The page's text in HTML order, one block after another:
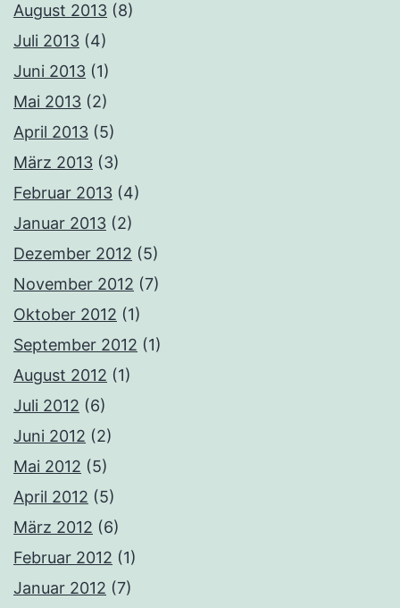
August 2013 (8)
Juli 2013 (4)
Juni 2013 (1)
Mai 2013 (2)
April 2013 (5)
März 2013 (3)
Februar 2013 (4)
Januar 2013 (2)
Dezember 2012 (5)
November 2012 (7)
Oktober 2012 (1)
September 2012 (1)
August 2012 (1)
Juli 2012 (6)
Juni 2012 (2)
Mai 2012 (5)
April 2012 (5)
März 2012 (6)
Februar 2012 (1)
Januar 2012 (7)